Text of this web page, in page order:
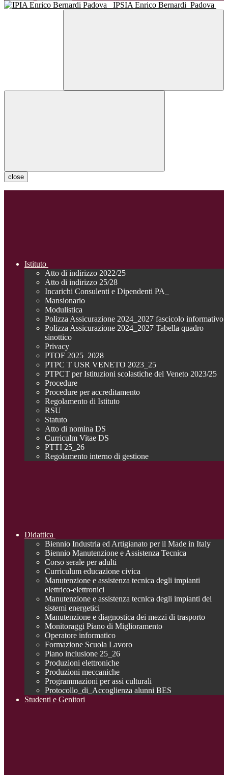
IPSIA Enrico Bernardi Padova
close
Istituto
Atto di indirizzo 2022/25
Atto di indirizzo 25/28
Incarichi Consulenti e Dipendenti PA_
Mansionario
Modulistica
Polizza Assicurazione 2024_2027 fascicolo informativo
Polizza Assicurazione 2024_2027 Tabella quadro
sinottico
Privacy
PTOF 2025_2028
PTPC T USR VENETO 2023_25
PTPCT per Istituzioni scolastiche del Veneto 2023/25
Procedure
Procedure per accreditamento
Regolamento di Istituto
RSU
Statuto
Atto di nomina DS
Curriculm Vitae DS
PTTI 25_26
Regolamento interno di gestione
Didattica
Biennio Industria ed Artigianato per il Made in Italy
Biennio Manutenzione e Assistenza Tecnica
Corso serale per adulti
Curriculum educazione civica
Manutenzione e assistenza tecnica degli impianti
elettrico-elettronici
Manutenzione e assistenza tecnica degli impianti dei
sistemi energetici
Manutenzione e diagnostica dei mezzi di trasporto
Monitoraggi Piano di Miglioramento
Operatore informatico
Formazione Scuola Lavoro
Piano inclusione 25_26
Produzioni elettroniche
Produzioni meccaniche
Programmazioni per assi culturali
Protocollo_di_Accoglienza alunni BES
Studenti e Genitori